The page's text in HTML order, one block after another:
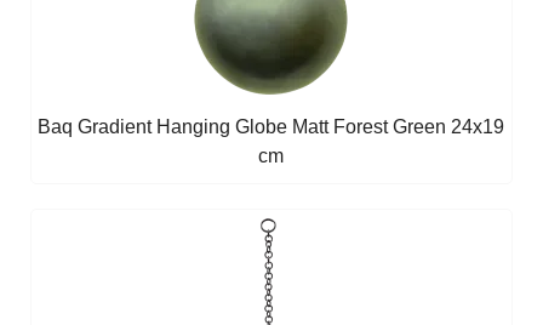
Baq Gradient Hanging Globe Matt Forest Green 24x19
cm